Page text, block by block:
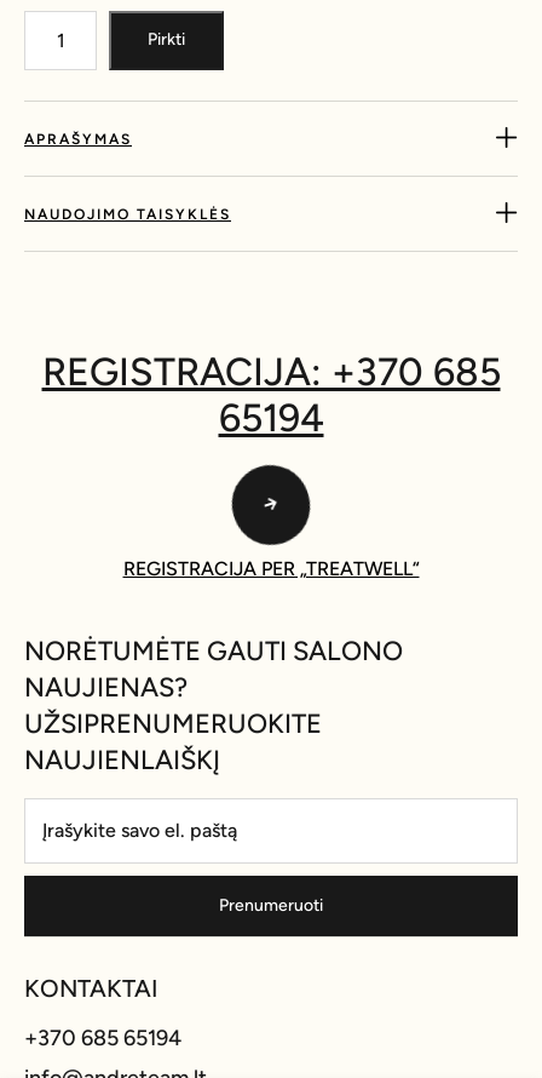
Pirkti
APRAŠYMAS
NAUDOJIMO TAISYKLĖS
REGISTRACIJA: +370 685
65194
REGISTRACIJA PER „TREATWELL“
NORĖTUMĖTE GAUTI SALONO
NAUJIENAS?
UŽSIPRENUMERUOKITE
NAUJIENLAIŠKĮ
Prenumeruoti
KONTAKTAI
+370 685 65194